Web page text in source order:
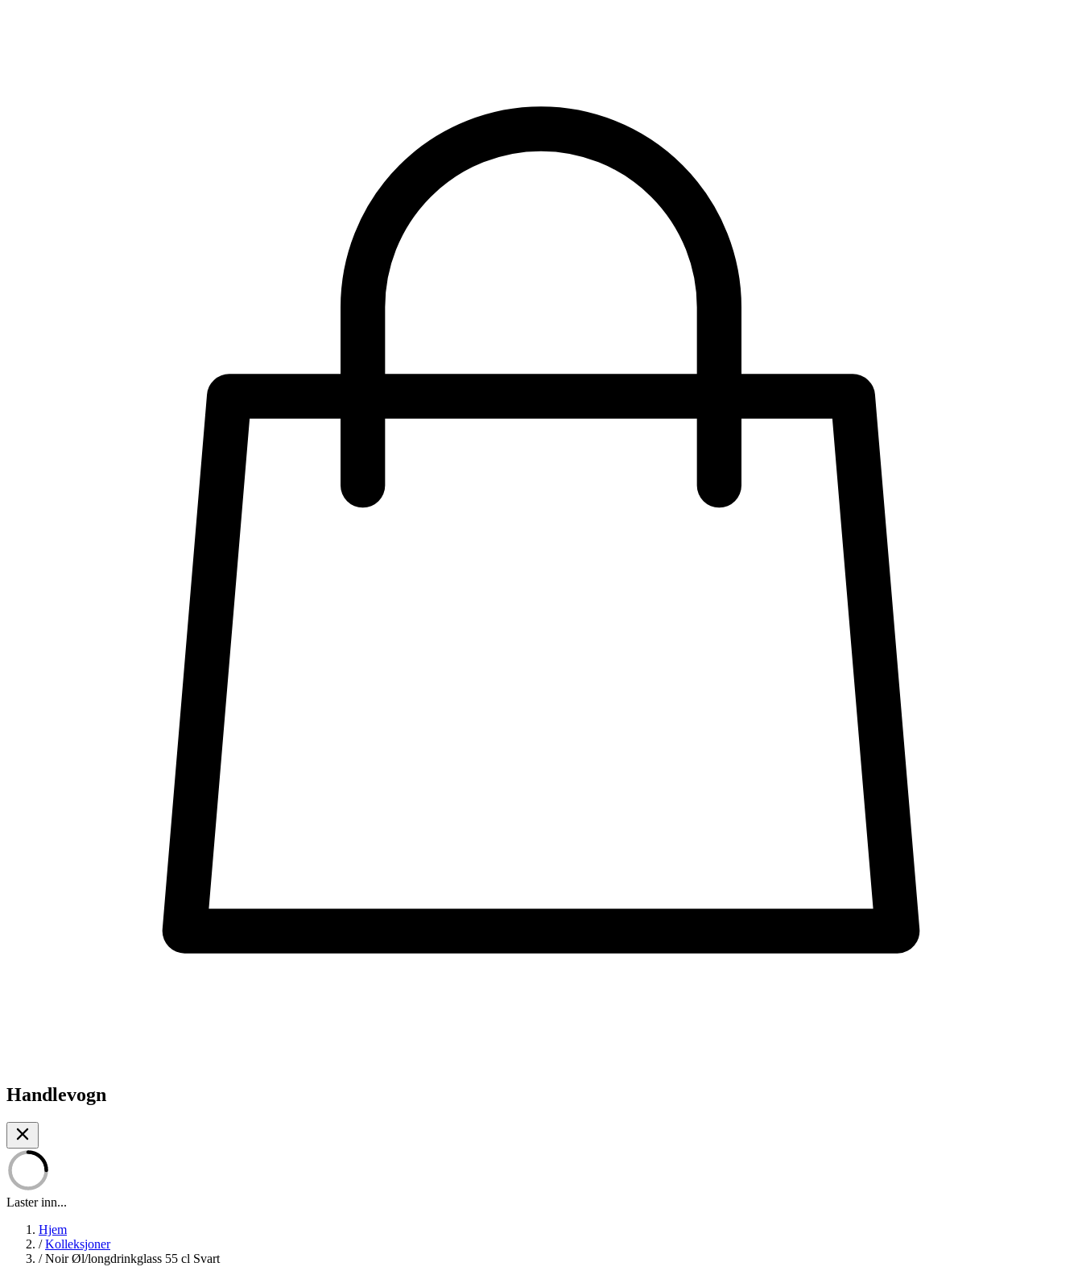
Handlevogn
Laster inn...
Hjem
/ Kolleksjoner
/ Noir Øl/longdrinkglass 55 cl Svart